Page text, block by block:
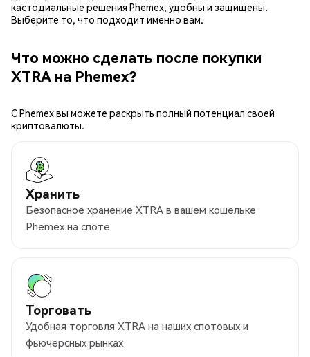
кастодиальные решения Phemex, удобны и защищены.
Выберите то, что подходит именно вам.
Что можно сделать после покупки
XTRA на Phemex?
С Phemex вы можете раскрыть полный потенциал своей
криптовалюты.
Хранить
Безопасное хранение XTRA в вашем кошельке
Phemex на споте
Торговать
Удобная торговля XTRA на наших спотовых и
фьючерсных рынках